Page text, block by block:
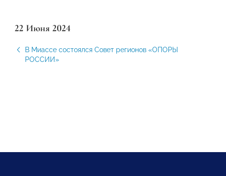
22 Июня 2024
В Миассе состоялся Совет регионов «ОПОРЫ
РОССИИ»